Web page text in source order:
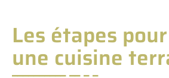
Les étapes
une cuisine